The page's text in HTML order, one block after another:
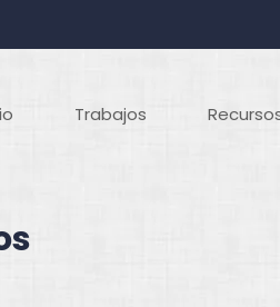
Trabajos